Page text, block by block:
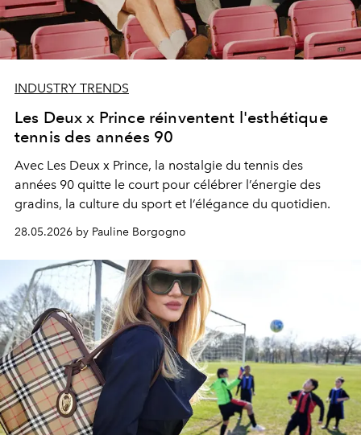
INDUSTRY TRENDS
Les Deux x Prince réinventent l'esthétique
tennis des années 90
Avec Les Deux x Prince, la nostalgie du tennis des
années 90 quitte le court pour célébrer l’énergie des
gradins, la culture du sport et l’élégance du quotidien.
28.05.2026 by Pauline Borgogno